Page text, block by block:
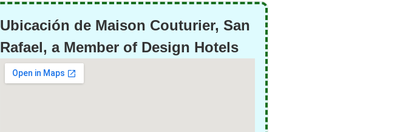
Ubicación de Maison Couturier, San
Rafael, a Member of Design Hotels